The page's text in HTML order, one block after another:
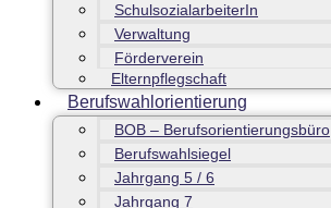
SchulsozialarbeiterIn
Verwaltung
Förderverein
Elternpflegschaft
Berufswahlorientierung
BOB – Berufsorientierungsbüro
Berufswahlsiegel
Jahrgang 5 / 6
Jahrgang 7